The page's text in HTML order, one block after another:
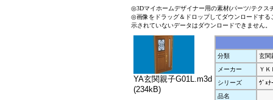
◎3Dマイホームデザイナー用の素材(パーツ/テクス
◎画像をドラッグ＆ドロップしてダウンロードす
示されていないデータはダウンロードできません。
YA玄関親子G01L.m3d
(234kB)
分類
玄関
メーカー
Ｙ
シリーズ
ｳﾞｪﾅ
品名